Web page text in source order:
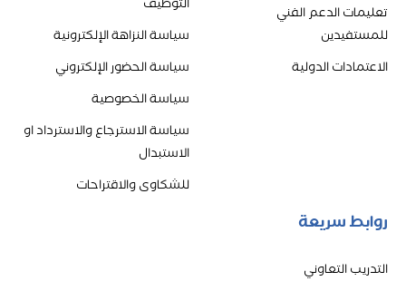
تعليمات الدعم الفني
للمستفيدين
الاعتمادات الدولية
سياسة النزاهة الإلكترونية
سياسة الحضور الإلكتروني
سياسة الخصوصية
سياسة الاسترجاع والاسترداد او
الاستبدال
للشكاوى والاقتراحات
روابط سريعة
التدريب التعاوني